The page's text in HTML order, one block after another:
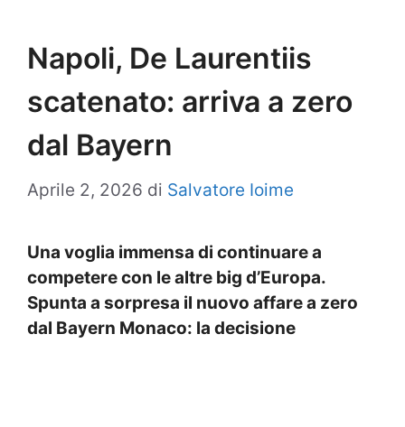
Napoli, De Laurentiis
scatenato: arriva a zero
dal Bayern
Aprile 2, 2026 di Salvatore Ioime
Una voglia immensa di continuare a
competere con le altre big d’Europa.
Spunta a sorpresa il nuovo affare a zero
dal Bayern Monaco: la decisione